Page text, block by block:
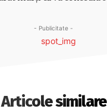
- Publicitate -
Articole similare